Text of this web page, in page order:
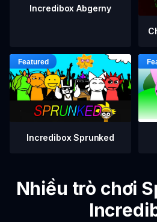
Incredibox Abgerny
Incredibox Sprunked
Nhiều trò chơi